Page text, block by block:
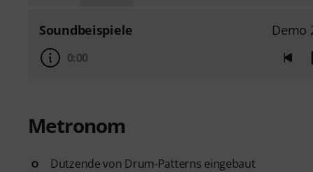
Soundbeispiele Demo
0:00
Metronom
Dutzende von Drum-Patterns eingebaut